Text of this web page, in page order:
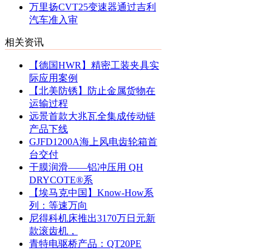
万里扬CVT25变速器通过吉利
汽车准入审
相关资讯
【德国HWR】精密工装夹具实
际应用案例
【北美防锈】防止金属货物在
运输过程
远景首款大兆瓦全集成传动链
产品下线
GJFD1200A海上风电齿轮箱首
台交付
干膜润滑——铝冲压用 QH
DRYCOTE®系
【埃马克中国】Know-How系
列：等速万向
尼得科机床推出3170万日元新
款滚齿机，
青特电驱桥产品：QT20PE